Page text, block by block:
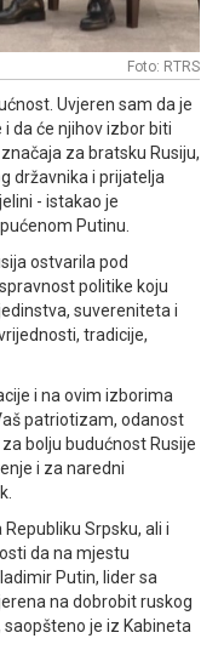
Foto: RTRS
Uvjeren sam da je
da će njihov izbor biti
za bratsku Rusiju,
državnika i prijatelja
- istakao je
Putinu.
ostvarila pod
politike koju
suvereniteta i
tradicije,
i na ovim izborima
patriotizam, odanost
bolju budućnost Rusije
i za naredni
Srpsku, ali i
da na mjestu
Putin, lider sa
na dobrobit ruskog
je iz Kabineta